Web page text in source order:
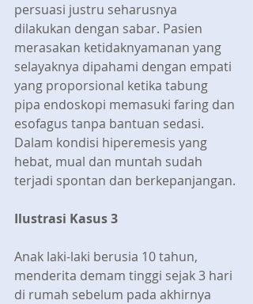
persuasi justru seharusnya
dilakukan dengan sabar. Pasien
merasakan ketidaknyamanan yang
selayaknya dipahami dengan empati
yang proporsional ketika tabung
pipa endoskopi memasuki faring dan
esofagus tanpa bantuan sedasi.
Dalam kondisi hiperemesis yang
hebat, mual dan muntah sudah
terjadi spontan dan berkepanjangan.
Ilustrasi Kasus 3
Anak laki-laki berusia 10 tahun,
menderita demam tinggi sejak 3 hari
di rumah sebelum pada akhirnya